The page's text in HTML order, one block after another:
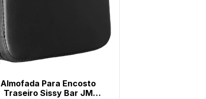
Almofada Para Encosto
Traseiro Sissy Bar JM